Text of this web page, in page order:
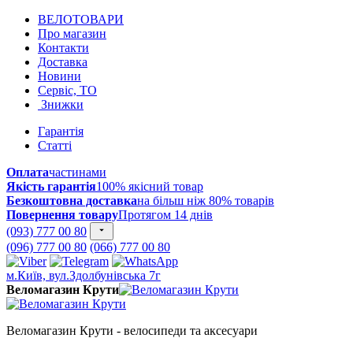
ВЕЛОТОВАРИ
Про магазин
Контакти
Доставка
Новини
Сервіс, ТО
Знижки
Гарантія
Статті
Оплатачастинами
Якість гарантія100% якісний товар
Безкоштовна доставкана більш ніж 80% товарів
Повернення товаруПротягом 14 днів
(093) 777 00 80
(096) 777 00 80 (066) 777 00 80
м.Київ, вул.Здолбунівська 7г
Веломагазин Крути
Веломагазин Крути - велосипеди та аксесуари